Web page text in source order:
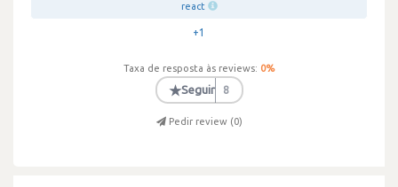
react
+1
Taxa de resposta às reviews: 0%
★Seguir 8
Pedir review (0)